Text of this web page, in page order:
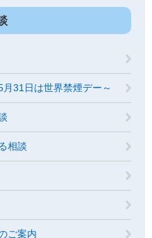
31日は世界禁煙デー～
相談
ご案内